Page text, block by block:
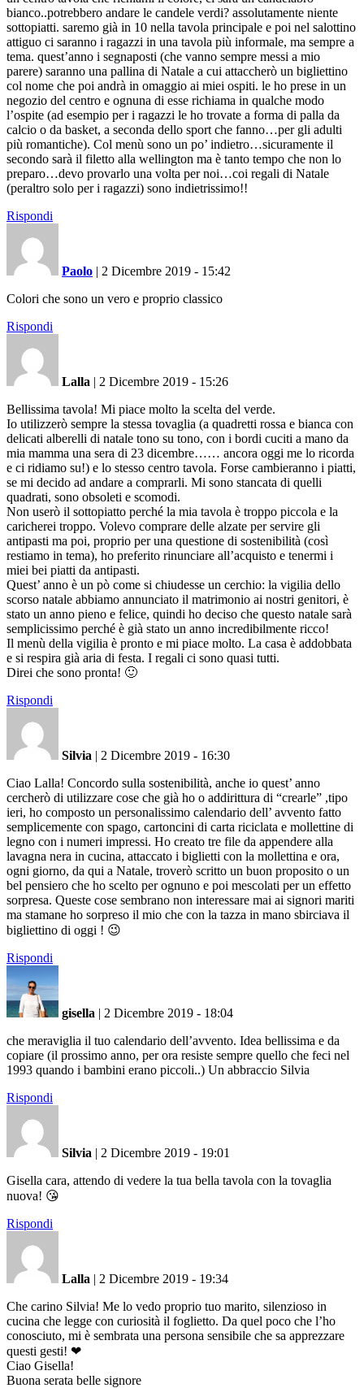
bianco..potrebbero andare le candele verdi? assolutamente niente
sottopiatti. saremo già in 10 nella tavola principale e poi nel salottino
attiguo ci saranno i ragazzi in una tavola più informale, ma sempre a
tema. quest’anno i segnaposti (che vanno sempre messi a mio
parere) saranno una pallina di Natale a cui attaccherò un bigliettino
col nome che poi andrà in omaggio ai miei ospiti. le ho prese in un
negozio del centro e ognuna di esse richiama in qualche modo
l’ospite (ad esempio per i ragazzi le ho trovate a forma di palla da
calcio o da basket, a seconda dello sport che fanno…per gli adulti
più romantiche). Col menù sono un po’ indietro…sicuramente il
secondo sarà il filetto alla wellington ma è tanto tempo che non lo
preparo…devo provarlo una volta per noi…coi regali di Natale
(peraltro solo per i ragazzi) sono indietrissimo!!
Rispondi
Paolo | 2 Dicembre 2019 - 15:42
Colori che sono un vero e proprio classico
Rispondi
Lalla | 2 Dicembre 2019 - 15:26
Bellissima tavola! Mi piace molto la scelta del verde.
Io utilizzerò sempre la stessa tovaglia (a quadretti rossa e bianca con
delicati alberelli di natale tono su tono, con i bordi cuciti a mano da
mia mamma una sera di 23 dicembre…… ancora oggi me lo ricorda
e ci ridiamo su!) e lo stesso centro tavola. Forse cambieranno i piatti,
se mi decido ad andare a comprarli. Mi sono stancata di quelli
quadrati, sono obsoleti e scomodi.
Non userò il sottopiatto perché la mia tavola è troppo piccola e la
caricherei troppo. Volevo comprare delle alzate per servire gli
antipasti ma poi, proprio per una questione di sostenibilità (così
restiamo in tema), ho preferito rinunciare all’acquisto e tenermi i
miei bei piatti da antipasti.
Quest’ anno è un pò come si chiudesse un cerchio: la vigilia dello
scorso natale abbiamo annunciato il matrimonio ai nostri genitori, è
stato un anno pieno e felice, quindi ho deciso che questo natale sarà
semplicissimo perché è già stato un anno incredibilmente ricco!
Il menù della vigilia è pronto e mi piace molto. La casa è addobbata
e si respira già aria di festa. I regali ci sono quasi tutti.
Direi che sono pronta! 🙂
Rispondi
Silvia | 2 Dicembre 2019 - 16:30
Ciao Lalla! Concordo sulla sostenibilità, anche io quest’ anno
cercherò di utilizzare cose che già ho o addirittura di “crearle” ,tipo
ieri, ho composto un personalissimo calendario dell’ avvento fatto
semplicemente con spago, cartoncini di carta riciclata e mollettine di
legno con i numeri impressi. Ho creato tre file da appendere alla
lavagna nera in cucina, attaccato i biglietti con la mollettina e ora,
ogni giorno, da qui a Natale, troverò scritto un buon proposito o un
bel pensiero che ho scelto per ognuno e poi mescolati per un effetto
sorpresa. Queste cose sembrano non interessare mai ai signori mariti
ma stamane ho sorpreso il mio che con la tazza in mano sbirciava il
bigliettino di oggi ! 😉
Rispondi
gisella | 2 Dicembre 2019 - 18:04
che meraviglia il tuo calendario dell’avvento. Idea bellissima e da
copiare (il prossimo anno, per ora resiste sempre quello che feci nel
1993 quando i bambini erano piccoli..) Un abbraccio Silvia
Rispondi
Silvia | 2 Dicembre 2019 - 19:01
Gisella cara, attendo di vedere la tua bella tavola con la tovaglia
nuova! 😘
Rispondi
Lalla | 2 Dicembre 2019 - 19:34
Che carino Silvia! Me lo vedo proprio tuo marito, silenzioso in
cucina che legge con curiosità il foglietto. Da quel poco che l’ho
conosciuto, mi è sembrata una persona sensibile che sa apprezzare
questi gesti! ❤
Ciao Gisella!
Buona serata belle signore